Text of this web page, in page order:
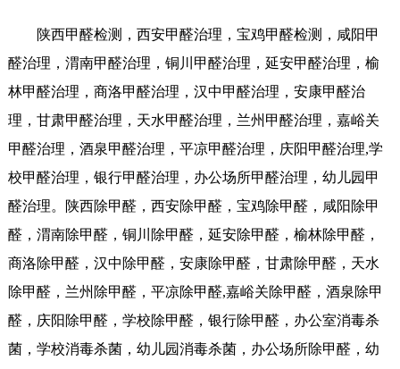
陕西甲醛检测，西安甲醛治理，宝鸡甲醛检测，咸阳甲
醛治理，渭南甲醛治理，铜川甲醛治理，延安甲醛治理，榆
林甲醛治理，商洛甲醛治理，汉中甲醛治理，安康甲醛治
理，甘肃甲醛治理，天水甲醛治理，兰州甲醛治理，嘉峪关
甲醛治理，酒泉甲醛治理，平凉甲醛治理，庆阳甲醛治理,学
校甲醛治理，银行甲醛治理，办公场所甲醛治理，幼儿园甲
醛治理。陕西除甲醛，西安除甲醛，宝鸡除甲醛，咸阳除甲
醛，渭南除甲醛，铜川除甲醛，延安除甲醛，榆林除甲醛，
商洛除甲醛，汉中除甲醛，安康除甲醛，甘肃除甲醛，天水
除甲醛，兰州除甲醛，平凉除甲醛,嘉峪关除甲醛，酒泉除甲
醛，庆阳除甲醛，学校除甲醛，银行除甲醛，办公室消毒杀
菌，学校消毒杀菌，幼儿园消毒杀菌，办公场所除甲醛，幼